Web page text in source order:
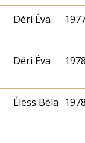
Déri Éva
Déri Éva
Éless Béla